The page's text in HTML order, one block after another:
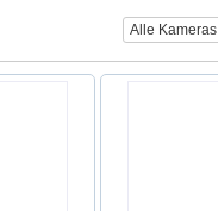
Alle Kameras